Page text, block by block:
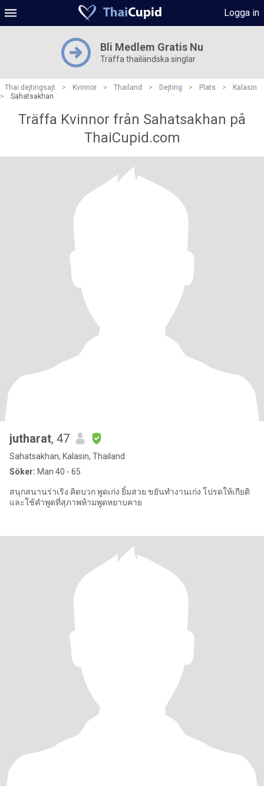
Logga in
Bli Medlem Gratis Nu
Träffa thailändska singlar
Thai dejtingsajt > Kvinnor > Thailand > Dejting > Plats >
Kalasin
>
Sahatsakhan
Träffa Kvinnor från Sahatsakhan på
ThaiCupid.com
jutharat, 47
Sahatsakhan, Kalasin, Thailand
Söker: Man 40 - 65
สนุกสนานร่าเริง คิดบวก พูดเก่ง ยิ้มสวย ขยันทำงานเก่ง โปรดให้เกียติ
และใช้คำพูดที่สุภาพห้ามพูดหยาบคาย